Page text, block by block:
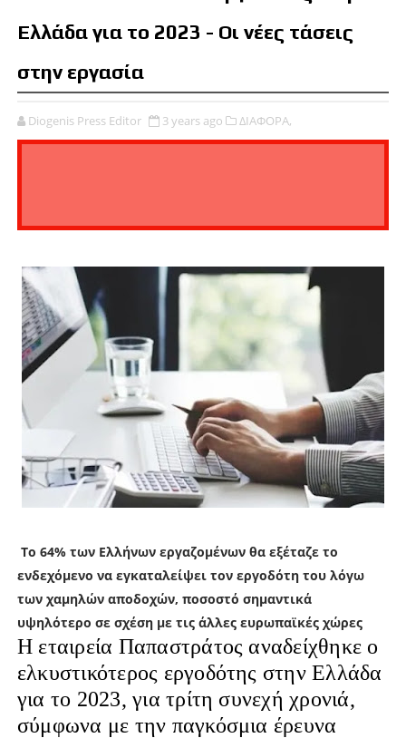
Ελλάδα για το 2023 - Οι νέες τάσεις
στην εργασία
Diogenis Press Editor 3 years ago ΔΙΑΦΟΡΑ,
Το 64% των Ελλήνων εργαζομένων θα εξέταζε το
ενδεχόμενο να εγκαταλείψει τον εργοδότη του λόγω
των χαμηλών αποδοχών, ποσοστό σημαντικά
υψηλότερο σε σχέση με τις άλλες ευρωπαϊκές χώρες
H εταιρεία Παπαστράτος αναδείχθηκε ο
ελκυστικότερος εργοδότης στην Ελλάδα
για το 2023, για τρίτη συνεχή χρονιά,
σύμφωνα με την παγκόσμια έρευνα